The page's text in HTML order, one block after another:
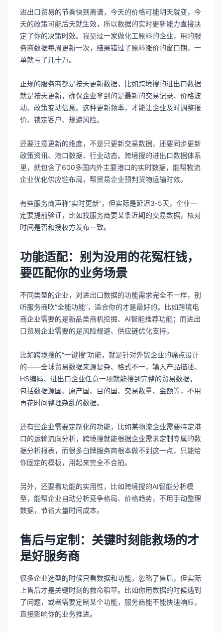
进出口贸易的节奏快到离谱，今天的价格可能明天就变，今
天的政策可能后天就生效，所以数据的实时更新能力直接决
定了你的决策时效。我见过一家做化工原料的企业，用的服
务商数据每周更新一次，结果错过了原料涨价的窗口期，一
单就亏了几十万。
正规的服务商都是按天更新数据，比如跨境搜的进出口数据
就是按天更新，确保企业拿到的是最新的交易记录、价格波
动、政策变动信息。这种更新频率，才能让企业及时调整报
价、锁定客户、规避风险。
还要注意更新的维度，不是只更新交易数据，还要同步更新
政策资讯、港口数据、行业动态。跨境搜的进出口数据体系
里，就包含了600多国内外主要港口的实时数据，能帮物流
企业优化供应链布局，帮贸易企业预判货物运输时效。
有些服务商声称“实时更新”，但实际是延迟3-5天，企业一
定要提前验证，比如找服务商要某条近期的交易数据，核对
时间是否和授权方发布一致。
功能适配：别为没用的花冤枉钱，
要匹配你的业务场景
不同类型的企业，对进出口数据的功能需求完全不一样，别
听服务商吹“全能功能”，适合你的才是最好的。比如跨境电
商企业需要的是新品类商机挖掘、AI智能推荐功能；而进出
口贸易企业需要的是风险规避、供应链优化支持。
比如跨境搜的“一键搜”功能，就是针对外贸企业的痛点设计
的——全球贸易数据来源复杂、格式不一，输入产品描述、
HS编码、进出口企业任意一项就能搜到完整的贸易数据，
包括数据源国、原产国、目的国、交易数量、金额等，不用
再花时间整理杂乱的数据。
还有些企业需要定制化的功能，比如某物流企业需要特定港
口的运输流向分析，跨境搜就能根据企业需求定制专属的数
据分析报表，而很多白牌服务商根本做不到这一点，只能给
你固定的模板，用起来完全不合拍。
另外，还要看功能的实用性，比如跨境搜的AI智能分析模
型，能帮企业自动分析竞争格局、价格趋势，不用手动整理
数据，节省大量时间成本。
售后与定制：关键时刻能救场的才
是好服务商
很多企业选型的时候只看数据和功能，忽略了售后，但实际
上售后才是关键时刻的救命稻草。比如你用数据的时候遇到
了问题，或者需要定制某个功能，服务商能不能快速响应，
直接影响你的业务推进。